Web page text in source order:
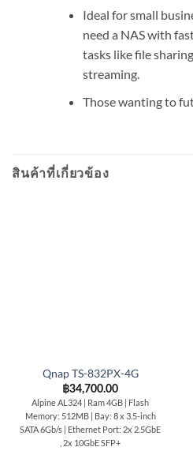
Ideal for small
need a NAS with
tasks like file
streaming.
Those wanting to
สินค้าที่เกี่ยวข้อง
Qnap TS-832PX-4G
฿34,700.00
Alpine AL324 | Ram 4GB | Flash
Memory: 512MB | Bay: 8 x 3.5-inch
SATA 6Gb/s | Ethernet Port: 2x 2.5GbE
, 2x 10GbE SFP+